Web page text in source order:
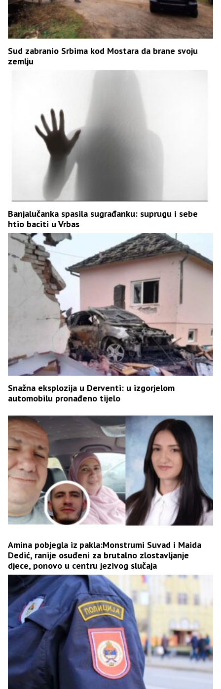
Sud zabranio Srbima kod Mostara da brane svoju
zemlju
Banjalučanka spasila sugrađanku: suprugu i sebe
htio baciti u Vrbas
Snažna eksplozija u Derventi: u izgorjelom
automobilu pronađeno tijelo
Amina pobjegla iz pakla:Monstrumi Suvad i Maida
Dedić, ranije osuđeni za brutalno zlostavljanje
djece, ponovo u centru jezivog slučaja